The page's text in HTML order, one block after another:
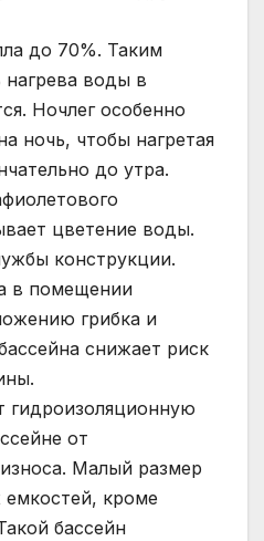
до 70%. Таким
воды в
Ночлег особенно
ночь, чтобы нагретая
до утра.
цветение воды.
конструкции.
в помещении
грибка и
снижает риск
от
Малый размер
емкостей, кроме
бассейн